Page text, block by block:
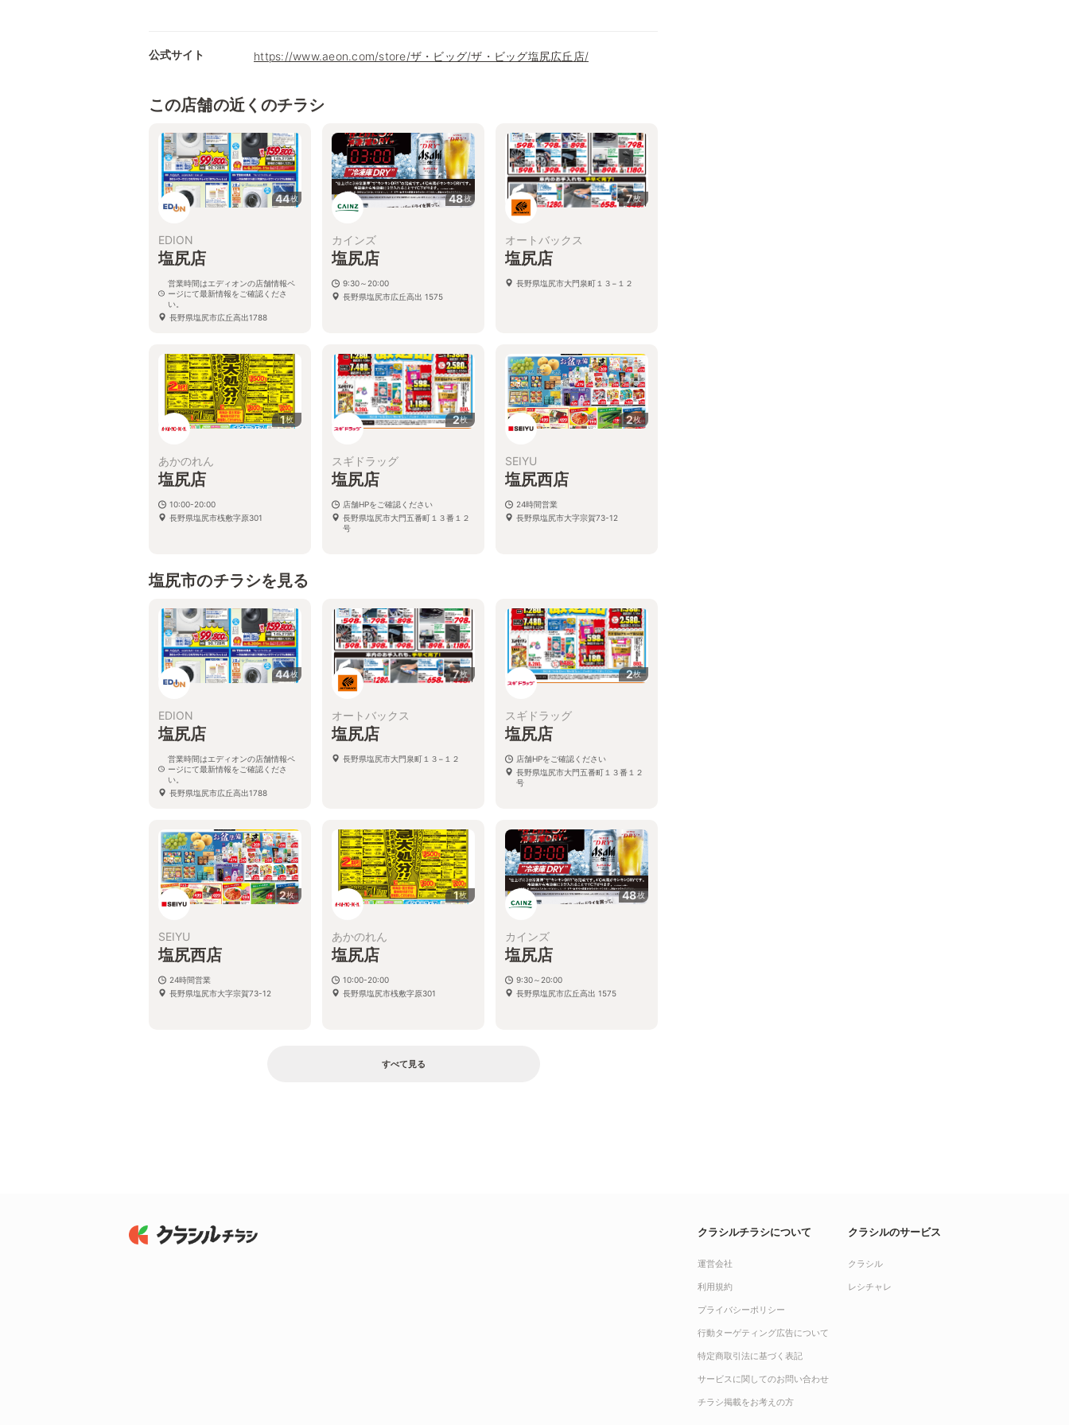
公式サイト https://www.aeon.com/store/ザ・ビッグ/ザ・ビッグ塩尻広丘店/
この店舗の近くのチラシ
44枚
EDION
塩尻店
営業時間はエディオンの店舗情報ペ
ージにて最新情報をご確認くださ
い。
長野県塩尻市広丘高出1788
48枚
カインズ
塩尻店
9:30～20:00
長野県塩尻市広丘高出 1575
7枚
オートバックス
塩尻店
長野県塩尻市大門泉町１３−１２
1枚
あかのれん
塩尻店
10:00-20:00
長野県塩尻市桟敷字原301
2枚
スギドラッグ
塩尻店
店舗HPをご確認ください
長野県塩尻市大門五番町１３番１２
号
2枚
SEIYU
塩尻西店
24時間営業
長野県塩尻市大字宗賀73-12
塩尻市のチラシを見る
44枚
EDION
塩尻店
営業時間はエディオンの店舗情報ペ
ージにて最新情報をご確認くださ
い。
長野県塩尻市広丘高出1788
7枚
オートバックス
塩尻店
長野県塩尻市大門泉町１３−１２
2枚
スギドラッグ
塩尻店
店舗HPをご確認ください
長野県塩尻市大門五番町１３番１２
号
2枚
SEIYU
塩尻西店
24時間営業
長野県塩尻市大字宗賀73-12
1枚
あかのれん
塩尻店
10:00-20:00
長野県塩尻市桟敷字原301
48枚
カインズ
塩尻店
9:30～20:00
長野県塩尻市広丘高出 1575
すべて見る
クラシルチラシについて
運営会社
利用規約
プライバシーポリシー
行動ターゲティング広告について
特定商取引法に基づく表記
サービスに関してのお問い合わせ
チラシ掲載をお考えの方
クラシルのサービス
クラシル
レシチャレ